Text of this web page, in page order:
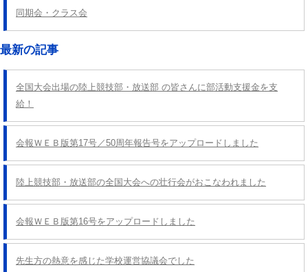
同期会・クラス会
最新の記事
全国大会出場の陸上競技部・放送部 の皆さんに部活動支援金を支
給！
会報ＷＥＢ版第17号／50周年報告号をアップロードしました
陸上競技部・放送部の全国大会への壮行会がおこなわれました
会報ＷＥＢ版第16号をアップロードしました
先生方の熱意を感じた学校運営協議会でした